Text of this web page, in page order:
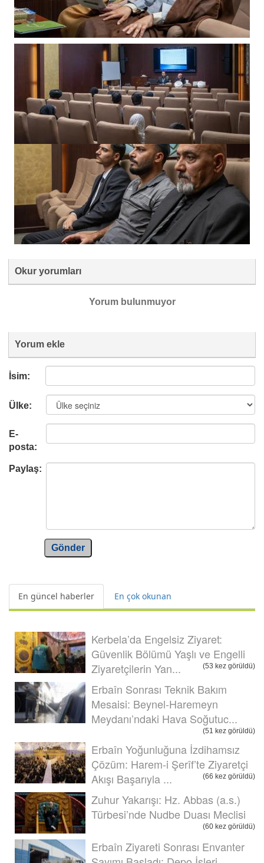
Okur yorumları
Yorum bulunmuyor
Yorum ekle
İsim:
Ülke:
E-
posta:
Paylaş:
Gönder
En güncel haberler En çok okunan
Kerbela’da Engelsiz Ziyaret:
Güvenlik Bölümü Yaşlı ve Engelli
Ziyaretçilerin Yan...
(53 kez görüldü)
Erbaîn Sonrası Teknik Bakım
Mesaisi: Beynel-Haremeyn
Meydanı’ndaki Hava Soğutuc...
(51 kez görüldü)
Erbaîn Yoğunluğuna İzdihamsız
Çözüm: Harem-i Şerîf’te Ziyaretçi
Akışı Başarıyla ...
(66 kez görüldü)
Zuhur Yakarışı: Hz. Abbas (a.s.)
Türbesi’nde Nudbe Duası Meclisi
(60 kez görüldü)
Erbaîn Ziyareti Sonrası Envanter